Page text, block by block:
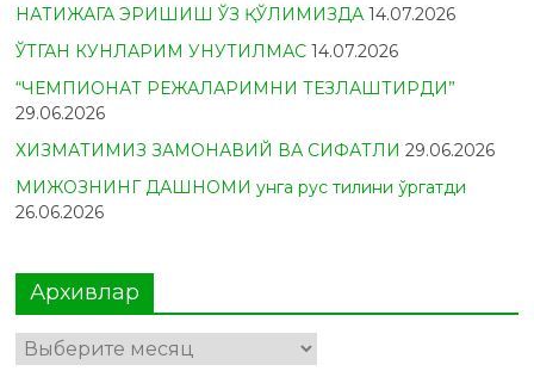
НАТИЖАГА ЭРИШИШ ЎЗ ҚЎЛИМИЗДА 14.07.2026
ЎТГАН КУНЛАРИМ УНУТИЛМАС 14.07.2026
“ЧЕМПИОНАТ РЕЖАЛАРИМНИ ТЕЗЛАШТИРДИ”
29.06.2026
ХИЗМАТИМИЗ ЗАМОНАВИЙ ВА СИФАТЛИ 29.06.2026
МИЖОЗНИНГ ДАШНОМИ унга рус тилини ўргатди
26.06.2026
Архивлар
Архивлар